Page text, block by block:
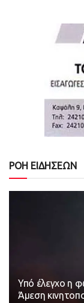
ΡΟΗ ΕΙΔΗΣΕΩΝ
Υπό έλεγχο η
Άμεση